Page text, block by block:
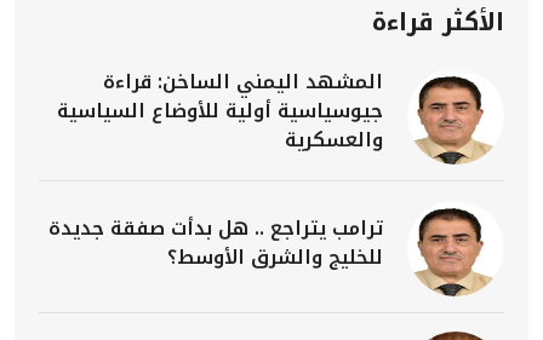
الأكثر قراءة
المشهد اليمني الساخن: قراءة
جيوسياسية أولية للأوضاع السياسية
والعسكرية
ترامب يتراجع .. هل بدأت صفقة جديدة
للخليج والشرق الأوسط؟